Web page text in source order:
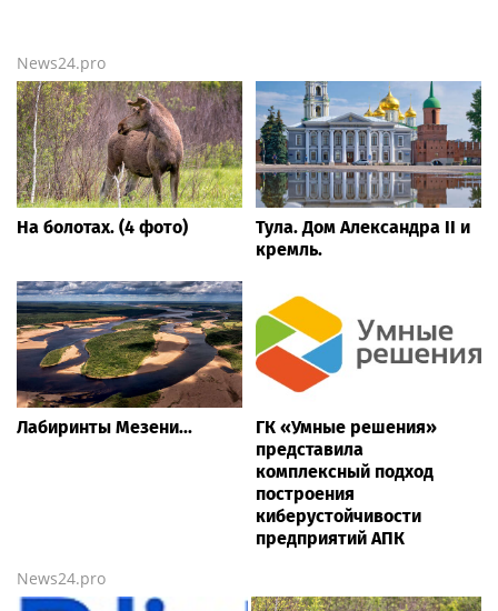
News24.pro
На болотах. (4 фото)
Тула. Дом Александра II и
кремль.
Лабиринты Мезени...
ГК «Умные решения»
представила
комплексный подход
построения
киберустойчивости
предприятий АПК
News24.pro